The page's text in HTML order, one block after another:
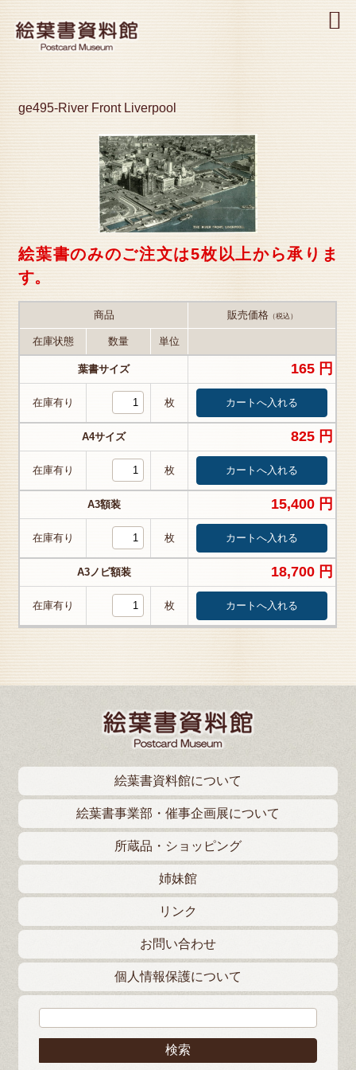
ge495-River Front Liverpool
絵葉書のみのご注文は5枚以上から承りま
す。
商品 販売価格（税込）
在庫状態 数量 単位
葉書サイズ 165 円
在庫有り 枚
A4サイズ 825 円
在庫有り 枚
A3額装 15,400 円
在庫有り 枚
A3ノビ額装 18,700 円
在庫有り 枚
絵葉書資料館について
絵葉書事業部・催事企画展について
所蔵品・ショッピング
姉妹館
リンク
お問い合わせ
個人情報保護について